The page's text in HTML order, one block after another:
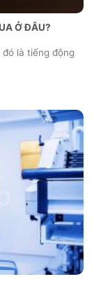
Ở ĐÂU?
là tiếng động